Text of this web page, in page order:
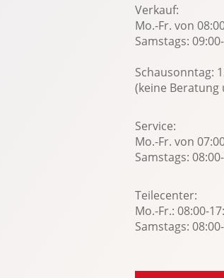
WLAN
Verkauf:
Mo.-Fr. von
Samstags:
Schausonntag:
(keine Beratung
Service:
Mo.-Fr. von
Samstags:
Teilecenter:
Mo.-Fr.: 08:00-
Samstags: